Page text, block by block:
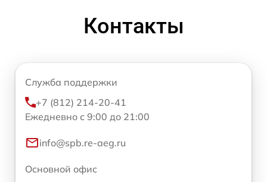
Контакты
Служба поддержки
+7 (812) 214-20-41
Ежедневно с 9:00 до 21:00
info@spb.re-aeg.ru
Основной офис